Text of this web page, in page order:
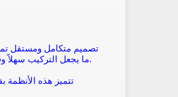
تصميم متكامل ومستقل
ما يجعل التركيب سهلاً وفعّالًا. الهيكل مصنوع من الألمنيوم عالي الجودة ومغطى بطبقة من البولي كربونات لمتانة استثنائية.
تتميز هذه الأنظمة